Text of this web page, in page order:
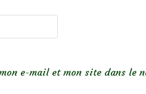
e-mail et mon site dans le